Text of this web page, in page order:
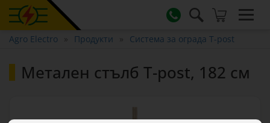
Agro Electro Продукти Система за ограда T-post
Метален стълб T-post, 182 см